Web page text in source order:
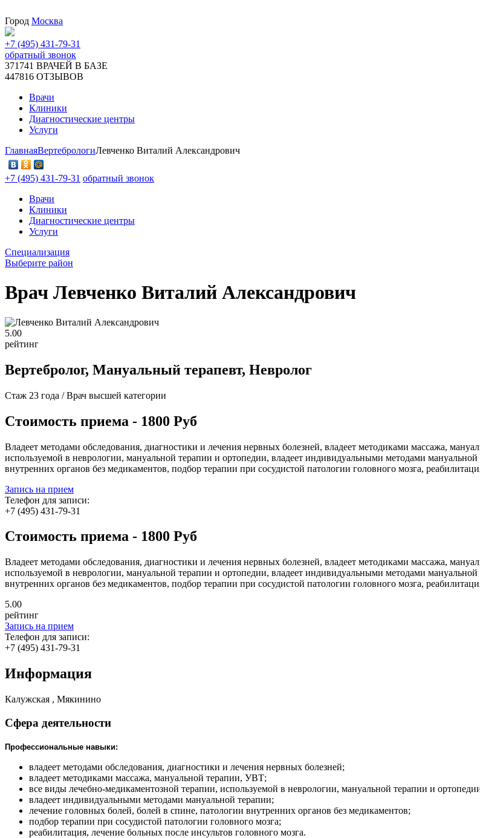
Город Москва
+7 (495) 431-79-31
обратный звонок
371741 ВРАЧЕЙ В БАЗЕ
447816 ОТЗЫВОВ
Врачи
Клиники
Диагностические центры
Услуги
ГлавнаяВертебрологиЛевченко Виталий Александрович
+7 (495) 431-79-31 обратный звонок
Врачи
Клиники
Диагностические центры
Услуги
Специализация
Выберите район
Врач Левченко Виталий Александрович
5.00
рейтинг
Вертебролог, Мануальный терапевт, Невролог
Стаж 23 года / Врач высшей категории
Стоимость приема - 1800 Руб
Владеет методами обследования, диагностики и лечения нервных болезней, владеет методиками массажа,
используемой в неврологии, мануальной терапии и ортопедии, владеет индивидуальными методами
внутренних органов без медикаментов, подбор терапии при сосудистой патологии головного мозга,
Запись на прием
Телефон для записи:
+7 (495) 431-79-31
Стоимость приема - 1800 Руб
Владеет методами обследования, диагностики и лечения нервных болезней, владеет методиками массажа,
используемой в неврологии, мануальной терапии и ортопедии, владеет индивидуальными методами
внутренних органов без медикаментов, подбор терапии при сосудистой патологии головного мозга,
5.00
рейтинг
Запись на прием
Телефон для записи:
+7 (495) 431-79-31
Информация
Калужская , Мякинино
Сфера деятельности
Профессиональные навыки:
владеет методами обследования, диагностики и лечения нервных болезней;
владеет методиками массажа, мануальной терапии, УВТ;
все виды лечебно-медикаментозной терапии, используемой в неврологии, мануальной терапии и
владеет индивидуальными методами мануальной терапии;
лечение головных болей, болей в спине, патологии внутренних органов без медикаментов;
подбор терапии при сосудистой патологии головного мозга;
реабилитация, лечение больных после инсультов головного мозга.